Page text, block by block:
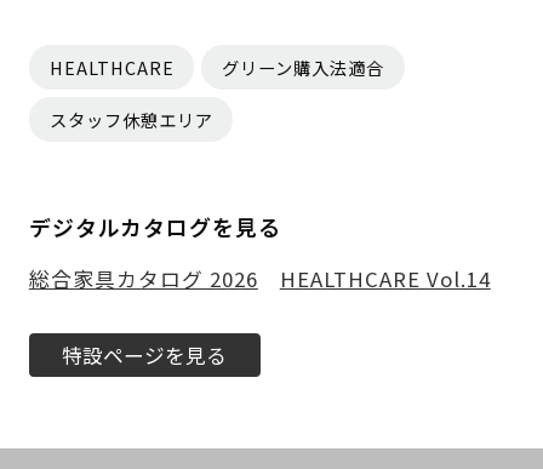
HEALTHCARE グリーン購入法適合
スタッフ休憩エリア
デジタルカタログを見る
総合家具カタログ 2026 HEALTHCARE Vol.14
特設ページを見る